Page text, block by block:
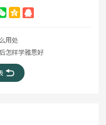
用处
怎样学雅思好